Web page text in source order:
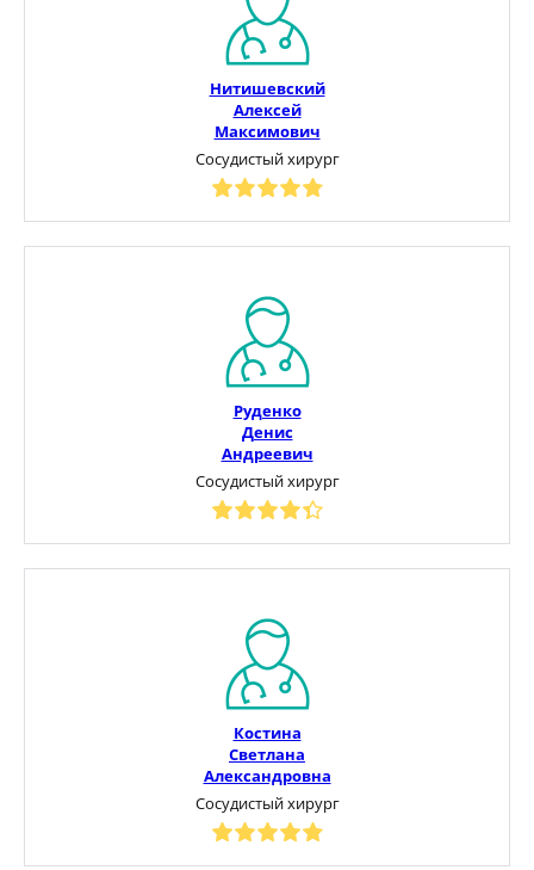
Нитишевский
Алексей
Максимович
Сосудистый хирург
Руденко
Денис
Андреевич
Сосудистый хирург
Костина
Светлана
Александровна
Сосудистый хирург